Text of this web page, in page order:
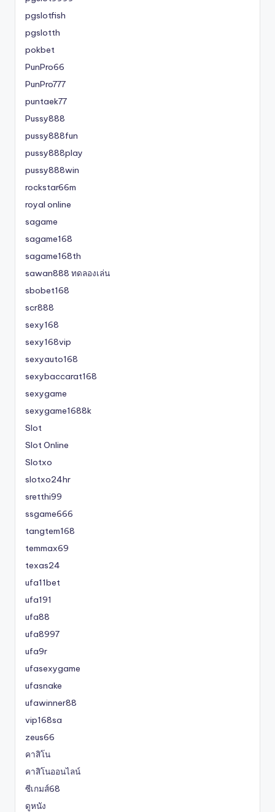
pgslotfish
pgslotth
pokbet
PunPro66
PunPro777
puntaek77
Pussy888
pussy888fun
pussy888play
pussy888win
rockstar66m
royal online
sagame
sagame168
sagame168th
sawan888 ทดลองเล่น
sbobet168
scr888
sexy168
sexy168vip
sexyauto168
sexybaccarat168
sexygame
sexygame1688k
Slot
Slot Online
Slotxo
slotxo24hr
sretthi99
ssgame666
tangtem168
temmax69
texas24
ufa11bet
ufa191
ufa88
ufa8997
ufa9r
ufasexygame
ufasnake
ufawinner88
vip168sa
zeus66
คาสิโน
คาสิโนออนไลน์
ซีเกมส์68
ดูหนัง